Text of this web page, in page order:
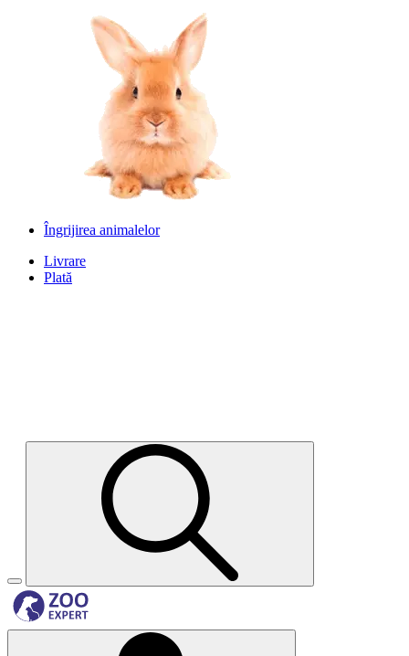
Îngrijirea animalelor
Livrare
Plată